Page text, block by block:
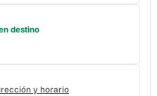
destino
y horario